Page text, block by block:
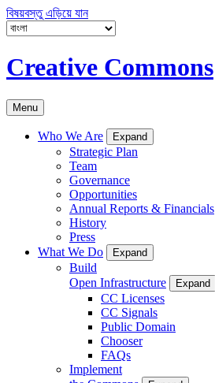
বিষয়বস্তু এড়িয়ে যান
Creative Commons
Menu
Who We Are Expand
Strategic Plan
Team
Governance
Opportunities
Annual Reports & Financials
History
Press
What We Do
Expand
Build
Open Infrastructure
Expand
CC Licenses
CC Signals
Public Domain
Chooser
FAQs
Implement